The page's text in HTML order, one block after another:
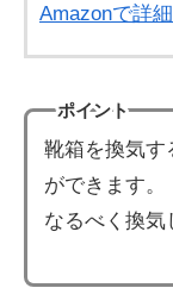
Amazonで詳
ポイント
靴箱を換気す
ができます。
なるべく換気